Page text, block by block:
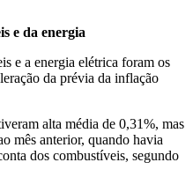
e da energia
e a energia elétrica foram os
da prévia da inflação
alta média de 0,31%, mas
mês anterior, quando havia
dos combustíveis, segundo